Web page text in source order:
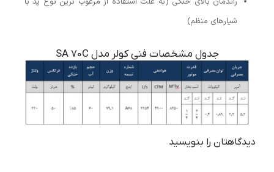
شیارهای منظم)
جدول مشخصات فنی کولر مدل SA 70C
دیدگاهتان را بنویسید